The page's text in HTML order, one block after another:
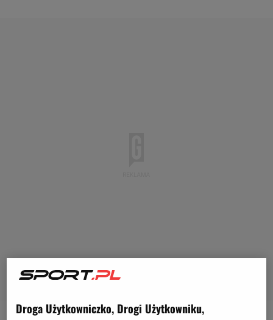
Droga Użytkowniczko, Drogi Użytkowniku,